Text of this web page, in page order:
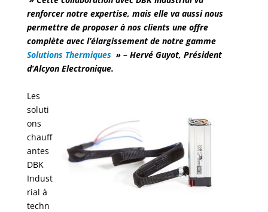
renforcer notre expertise, mais elle va aussi nous
permettre de proposer à nos clients une offre
complète avec l’élargissement de notre gamme
Solutions Thermiques» – Hervé Guyot, Président
d’Alcyon Electronique.
Les
soluti
ons
chauff
antes
DBK
Indust
rial à
techn